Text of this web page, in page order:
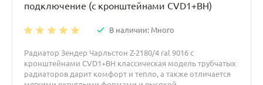
подключение (с кронштейнами CVD1+BH)
В наличии: Много
Радиатор Зендер Чарльстон Z-2180/4 ral 9016 с
кронштейнами CVD1+BH классическая модель трубчатых
радиаторов дарит комфорт и тепло, а также отличается